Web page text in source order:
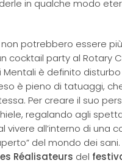
in qualche modo
potrebbero essere
cocktail party al Rotary
è definito
è pieno di tatuaggi,
Per creare il suo
regalando agli
vivere all’interno di
del mondo dei sani.
Réalisateurs del